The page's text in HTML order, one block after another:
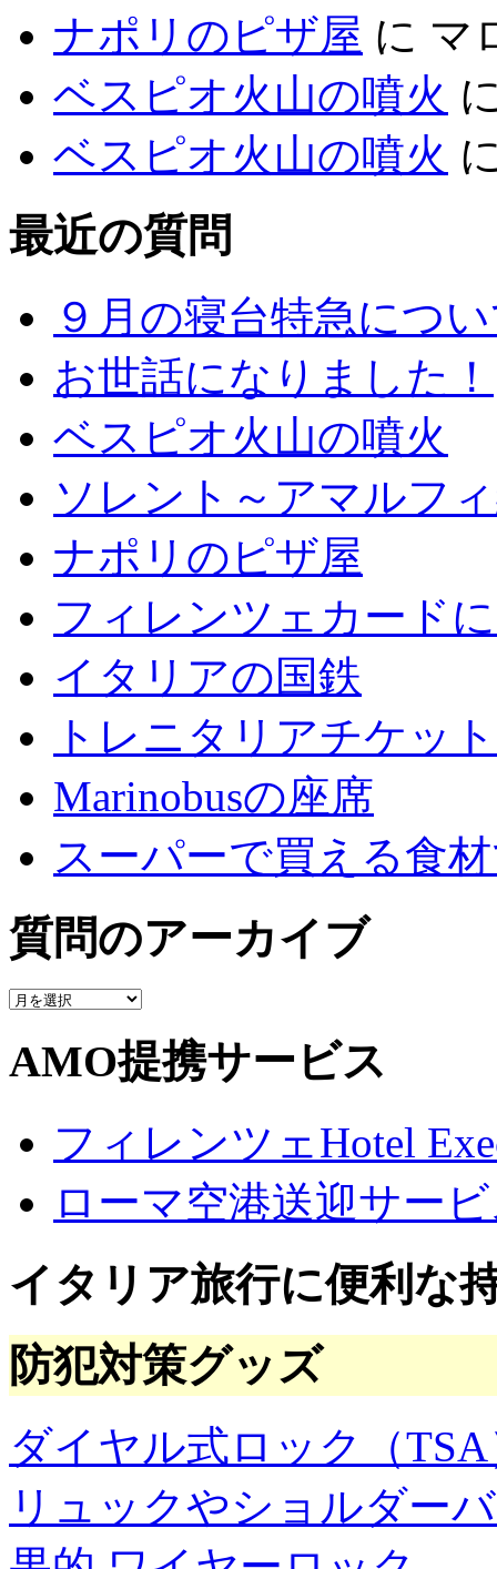
ナポリのピザ屋 に マ
ベスピオ火山の噴火
ベスピオ火山の噴火
最近の質問
９月の寝台特急につ
お世話になりました！
ベスピオ火山の噴火
ソレント～アマルフ
ナポリのピザ屋
フィレンツェカード
イタリアの国鉄
トレニタリアチケッ
Marinobusの座席
スーパーで買える食
質問のアーカイブ
質
の
ア
イ
AMO提携サービス
フィレンツェHotel
ローマ空港送迎サー
イタリア旅行に便利な
防犯対策グッズ
ダイヤル式ロック（
リュックやショルダー